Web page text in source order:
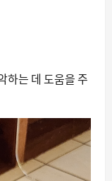
하는 데 도움을 주